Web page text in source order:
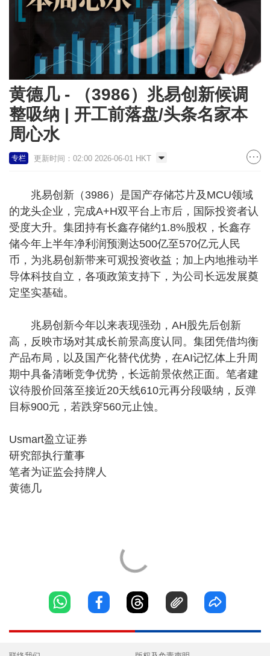
黄德几 - （3986）兆易创新候调
整吸纳 | 开工前落盘/头条名家本
周心水
专栏 更新时间：02:00 2026-06-01 HKT
兆易创新（3986）是国产存储芯片及MCU领域
的龙头企业，完成A+H双平台上市后，国际投资者认
受度大升。集团持有长鑫存储约1.8%股权，长鑫存
储今年上半年净利润预测达500亿至570亿元人民
币，为兆易创新带来可观投资收益；加上内地推动半
导体科技自立，各项政策支持下，为公司长远发展奠
定坚实基础。
兆易创新今年以来表现强劲，AH股先后创新
高，反映市场对其成长前景高度认同。集团凭借均衡
产品布局，以及国产化替代优势，在AI记忆体上升周
期中具备清晰竞争优势，长远前景依然正面。笔者建
议待股价回落至接近20天线610元再分段吸纳，反弹
目标900元，若跌穿560元止蚀。
Usmart盈立证券
研究部执行董事
笔者为证监会持牌人
黄德几